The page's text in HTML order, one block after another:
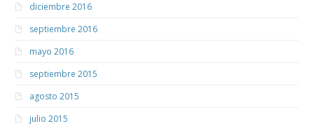
diciembre 2016
septiembre 2016
mayo 2016
septiembre 2015
agosto 2015
julio 2015